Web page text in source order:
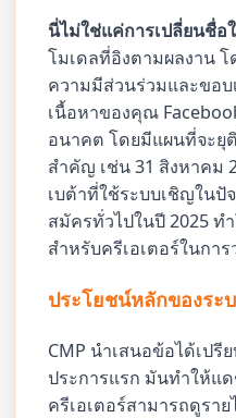
นี่ไม่ใช่แค่การเปลี่ยนชื่อ
โมเดลที่อิงตามผลงาน
ความมีส่วนร่วมและขอบ
เนื้อหาของคุณ
อนาคต โดยมีแผนที่จะยุ
สำคัญ เช่น 31 สิงหาคม
เบต้าที่ใช้ระบบเชิญในปั
สมัครทั่วไปในปี 2025 ท
สำหรับครีเอเตอร์ในกา
ประโยชน์หลักของระ
CMP นำเสนอข้อได้เปรี
ประการแรก มันทำให้แ
ครีเอเตอร์สามารถดูรา